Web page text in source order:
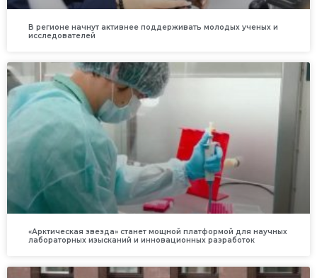
В регионе начнут активнее поддерживать молодых ученых и
исследователей
«Арктическая звезда» станет мощной платформой для научных
лабораторных изысканий и инновационных разработок